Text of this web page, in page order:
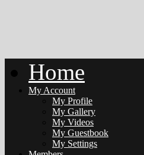
Home
My Account
My Profile
My Gallery
My Videos
My Guestbook
My Settings